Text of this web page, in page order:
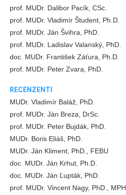
prof. MUDr. Dalibor Pacík, CSc.
prof. MUDr. Vladimír Študent, Ph.D.
prof. MUDr. Ján Švihra, PhD.
prof. MUDr. Ladislav Valanský, PhD.
doc. MUDr. František Záťura, Ph.D.
prof. MUDr. Peter Zvara, PhD.
RECENZENTI
MUDr. Vladimír Baláž, PhD.
prof. MUDr. Ján Breza, DrSc.
prof. MUDr. Peter Bujdák, PhD.
MUDr. Boris Eliáš, PhD.
MUDr. Ján Kliment, PhD., FEBU
doc. MUDr. Ján Krhut, Ph.D.
doc. MUDr. Ján Ľupták, PhD.
prof. MUDr. Vincent Nagy, PhD., MPH